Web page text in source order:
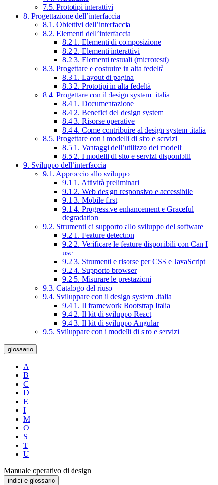
7.5. Prototipi interattivi
8. Progettazione dell’interfaccia
8.1. Obiettivi dell’interfaccia
8.2. Elementi dell’interfaccia
8.2.1. Elementi di composizione
8.2.2. Elementi interattivi
8.2.3. Elementi testuali (microtesti)
8.3. Progettare e costruire in alta fedeltà
8.3.1. Layout di pagina
8.3.2. Prototipi in alta fedeltà
8.4. Progettare con il design system .italia
8.4.1. Documentazione
8.4.2. Benefici del design system
8.4.3. Risorse operative
8.4.4. Come contribuire al design system .italia
8.5. Progettare con i modelli di sito e servizi
8.5.1. Vantaggi dell’utilizzo dei modelli
8.5.2. I modelli di sito e servizi disponibili
9. Sviluppo dell’interfaccia
9.1. Approccio allo sviluppo
9.1.1. Attività preliminari
9.1.2. Web design responsivo e accessibile
9.1.3. Mobile first
9.1.4. Progressive enhancement e Graceful
degradation
9.2. Strumenti di supporto allo sviluppo del software
9.2.1. Feature detection
9.2.2. Verificare le feature disponibili con Can I
use
9.2.3. Strumenti e risorse per CSS e JavaScript
9.2.4. Supporto browser
9.2.5. Misurare le prestazioni
9.3. Catalogo del riuso
9.4. Sviluppare con il design system .italia
9.4.1. Il framework Bootstrap Italia
9.4.2. Il kit di sviluppo React
9.4.3. Il kit di sviluppo Angular
9.5. Sviluppare con i modelli di sito e servizi
glossario
A
B
C
D
E
I
M
O
S
T
U
Manuale operativo di design
indici e glossario